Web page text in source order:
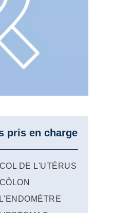
pris en charge
DE L'UTÉRUS